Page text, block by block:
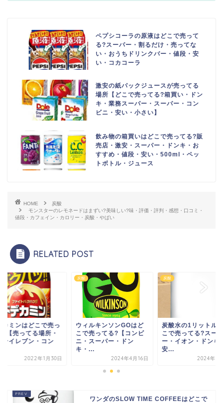
ペプシコーラの原液はどこで売って
る?スーパー・割るだけ・売ってな
い・おうちドリンクバー・値段・安
い・コカコーラ
激安の紙パックジュースが売ってる
場所【どこで売ってる?箱買い・ドン
キ・業務スーパー・スーパー・コン
ビニ・安い・小さい】
飲み物の箱買いはどこで売ってる?販
売店・激安・スーパー・ドンキ・お
すすめ・値段・安い・500ml・ペッ
トボトル・ジュース
HOME
炭酸
モンスターのレモネードはまずい?美味しい?味・評価・評判・感想・口コミ・
値段・カフェイン・カロリー・炭酸・やばい
RELATED POST
カミンはどこで売っ
?【売ってる場所・
ンイレブン・コン
2022年1月30日
炭酸
ウィルキンソンGOはど
こで売ってる?【コンビ
ニ・スーパー・ドン
キ・...
2024年4月16日
炭酸
炭酸水の1リットル
こで売ってる?スー
ー・イオン・ドンキ
安...
2024年6
ワンダのSLOW TIME COFFEEはどこで